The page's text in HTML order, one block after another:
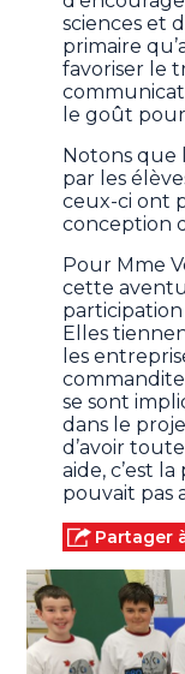
sciences et
primaire
favoriser le
le goût
Notons que
par les
ceux-ci ont
conception
Pour Mme
cette
Elles
les
se sont
dans le
d’avoir
aide, c’est
pouvait pas
Partager